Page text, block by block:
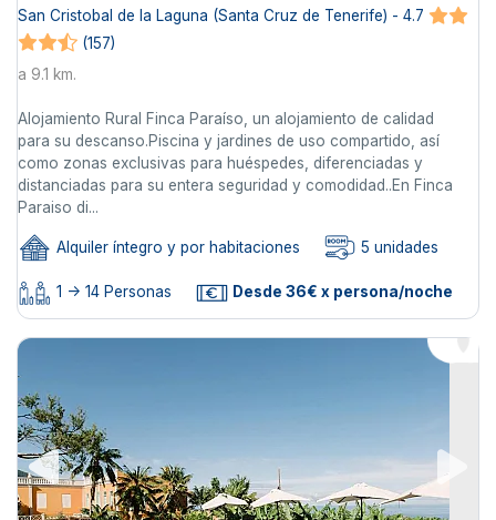
San Cristobal de la Laguna (Santa Cruz de Tenerife) - 4.7
(157)
a 9.1 km.
Alojamiento Rural Finca Paraíso, un alojamiento de calidad
para su descanso.Piscina y jardines de uso compartido, así
como zonas exclusivas para huéspedes, diferenciadas y
distanciadas para su entera seguridad y comodidad..En Finca
Paraiso di...
Alquiler íntegro y por habitaciones 5 unidades
1 -> 14 Personas Desde 36€ x persona/noche